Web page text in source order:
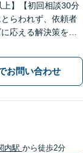
上】【初回相談30分
らわれず、依頼者
応える解決策を導
産トラブルや相続
の対応も可能【WE
駅3分】
お問い合わせ
内駅 から徒歩2分